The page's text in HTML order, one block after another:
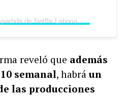
Una publicación compartida de Netflix Latinoamérica (@netflixlat)
reveló que además
semanal, habrá un
las producciones